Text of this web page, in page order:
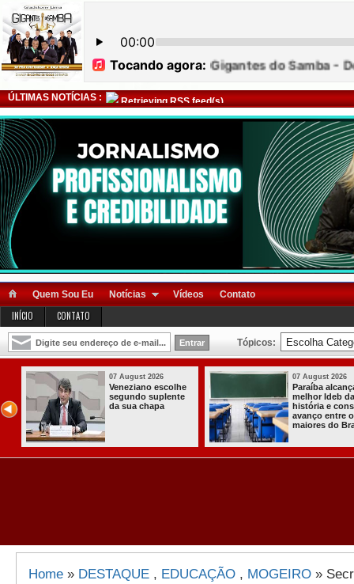
ÚLTIMAS NOTÍCIAS : Retrieving RSS feed(s)
Quem Sou Eu Notícias Vídeos Contato
INÍCIO CONTATO
Tópicos:
07 August 2026
Homem é preso
com armas,
munições e
03 August 2026
Itabaiana
a primeira
Comunitária
Solidária a
Comunidade
Home » DESTAQUE , EDUCAÇÃO , MOGEIRO »